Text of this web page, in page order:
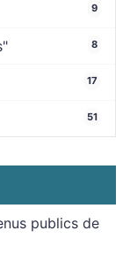
9
8
17
51
publics de